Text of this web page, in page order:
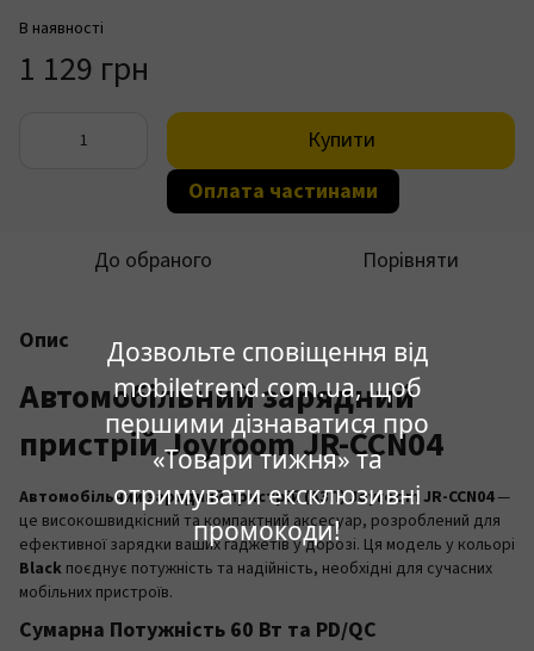
Дозвольте сповіщення від
mobiletrend.com.ua, щоб
першими дізнаватися про
«Товари тижня» та
отримувати ексклюзивні
промокоди!
В наявності
1 129 грн
Купити
Оплата частинами
До обраного Порівняти
Опис
Автомобільний зарядний
пристрій Joyroom JR-CCN04
Автомобільний зарядний пристрій (АЗП) Joyroom JR-CCN04—
це високошвидкісний та компактний аксесуар, розроблений для
ефективної зарядки ваших гаджетів у дорозі. Ця модель у кольорі
Black поєднує потужність та надійність, необхідні для сучасних
мобільних пристроїв.
Сумарна Потужність 60 Вт та PD/QC